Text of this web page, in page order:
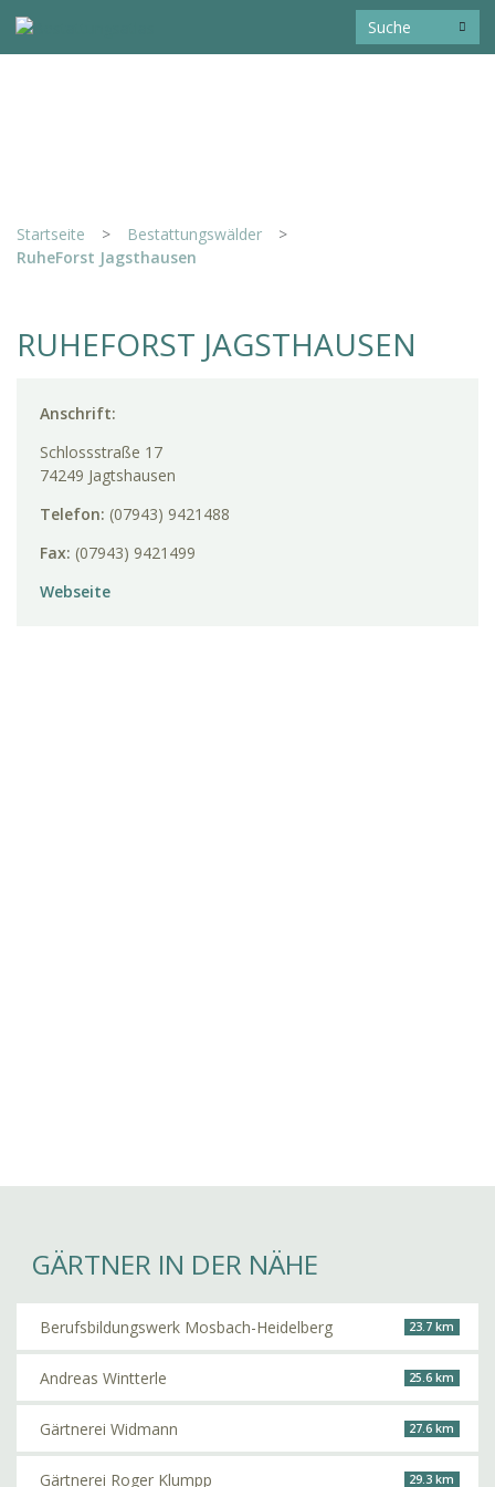
Startseite > Bestattungswälder
>
RuheForst Jagsthausen
RUHEFORST JAGSTHAUSEN
Anschrift:
Schlossstraße 17
74249 Jagtshausen
Telefon: (07943) 9421488
Fax: (07943) 9421499
Webseite
GÄRTNER IN DER NÄHE
Berufsbildungswerk Mosbach-Heidelberg 23.7 km
Andreas Wintterle 25.6 km
Gärtnerei Widmann 27.6 km
Gärtnerei Roger Klumpp 29.3 km